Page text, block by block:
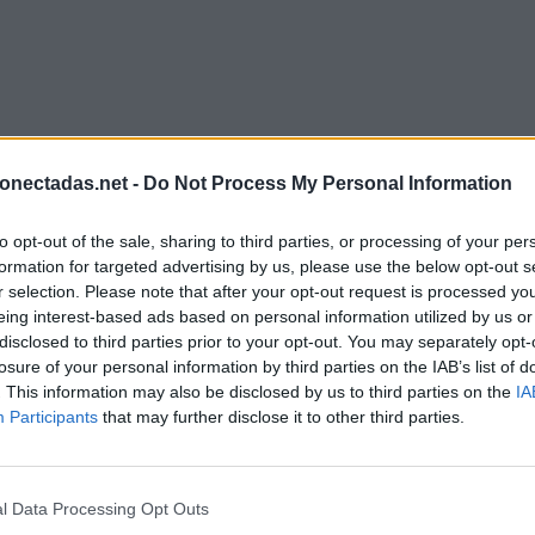
- Do Not Process My Personal Information
opt-out of the sale, sharing to third parties, or processing of your
for targeted advertising by us, please use the below opt-out
selection. Please note that after your opt-out request is processed
interest-based ads based on personal information utilized by us
to third parties prior to your opt-out. You may separately
of your personal information by third parties on the IAB’s list of
This information may also be disclosed by us to third parties on the
Participants that may further disclose it to other third parties.
Data Processing Opt Outs